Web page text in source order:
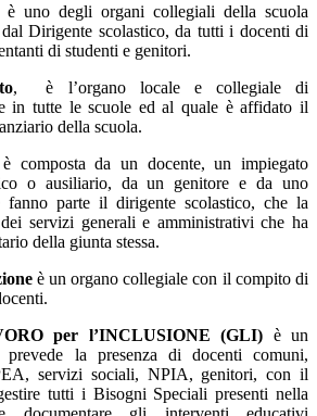
è uno degli organi collegiali della scuola
Dirigente scolastico, da tutti i docenti di
di studenti e genitori.
, è l’organo locale e collegiale di
in tutte le scuole ed al quale è affidato il
della scuola.
è composta da un docente, un impiegato
o ausiliario, da un genitore e da uno
parte il dirigente scolastico, che la
servizi generali e amministrativi che ha
della giunta stessa.
è un organo collegiale con il compito di
per l’INCLUSIONE (GLI) è un
prevede la presenza di docenti comuni,
servizi sociali, NPIA, genitori, con il
tutti i Bisogni Speciali presenti nella